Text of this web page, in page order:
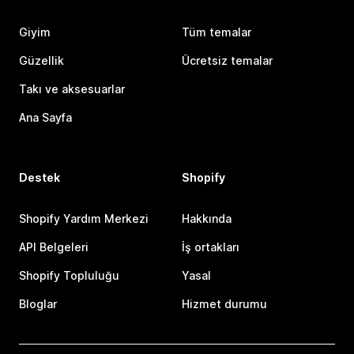
Giyim
Güzellik
Takı ve aksesuarlar
Ana Sayfa
Tüm temalar
Ücretsiz temalar
Destek
Shopify Yardım Merkezi
API Belgeleri
Shopify Topluluğu
Bloglar
Shopify
Hakkında
İş ortakları
Yasal
Hizmet durumu